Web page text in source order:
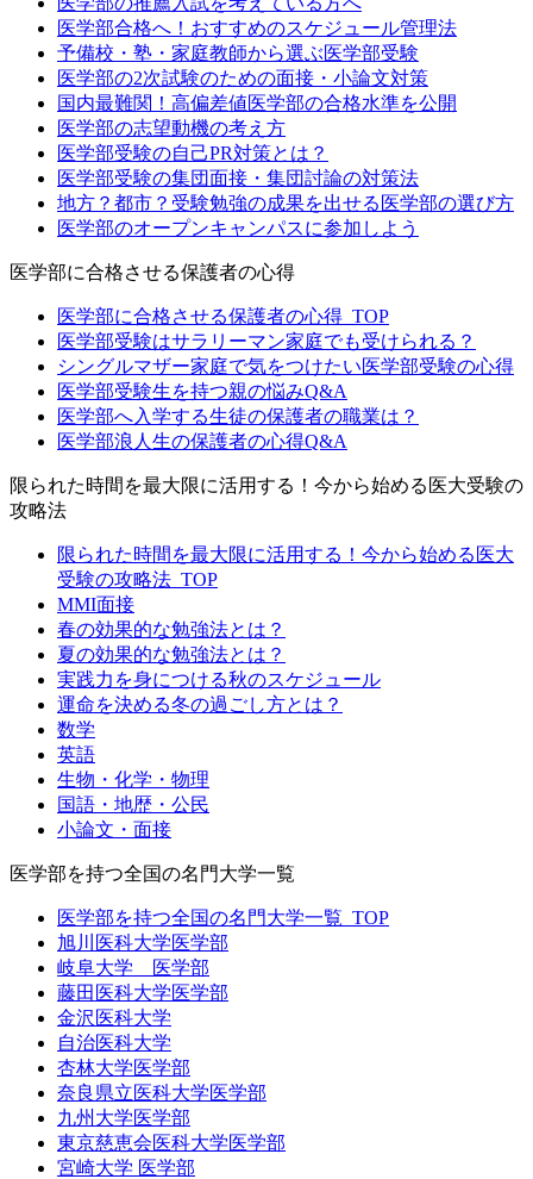
医学部合格へ！おすすめのスケジュール管理法
予備校・塾・家庭教師から選ぶ医学部受験
医学部の2次試験のための面接・小論文対策
国内最難関！高偏差値医学部の合格水準を公開
医学部の志望動機の考え方
医学部受験の自己PR対策とは？
医学部受験の集団面接・集団討論の対策法
地方？都市？受験勉強の成果を出せる医学部の選び方
医学部のオープンキャンパスに参加しよう
医学部に合格させる保護者の心得
医学部に合格させる保護者の心得_TOP
医学部受験はサラリーマン家庭でも受けられる？
シングルマザー家庭で気をつけたい医学部受験の心得
医学部受験生を持つ親の悩みQ&A
医学部へ入学する生徒の保護者の職業は？
医学部浪人生の保護者の心得Q&A
限られた時間を最大限に活用する！今から始める医大受験の
攻略法
限られた時間を最大限に活用する！今から始める医大
受験の攻略法_TOP
MMI面接
春の効果的な勉強法とは？
夏の効果的な勉強法とは？
実践力を身につける秋のスケジュール
運命を決める冬の過ごし方とは？
数学
英語
生物・化学・物理
国語・地歴・公民
小論文・面接
医学部を持つ全国の名門大学一覧
医学部を持つ全国の名門大学一覧_TOP
旭川医科大学医学部
岐阜大学 医学部
藤田医科大学医学部
金沢医科大学
自治医科大学
杏林大学医学部
奈良県立医科大学医学部
九州大学医学部
東京慈恵会医科大学医学部
宮崎大学 医学部